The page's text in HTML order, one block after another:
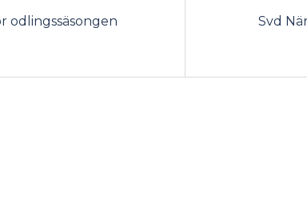
odlingssäsongen
Svd